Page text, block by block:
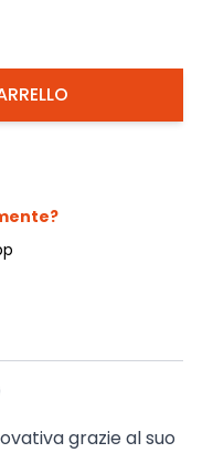
grazie al suo